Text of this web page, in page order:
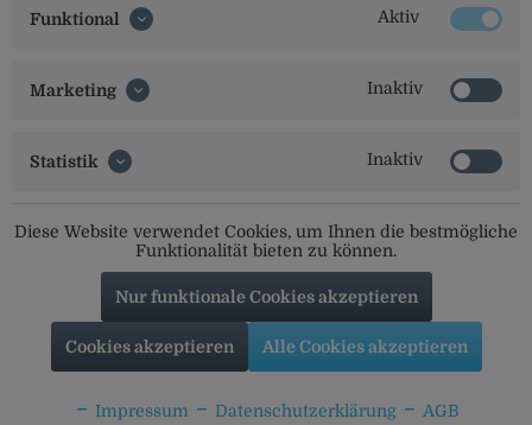
Social Media
Informationen
Funktional Aktiv
Marketing Inaktiv
Statistik Inaktiv
Diese Website verwendet Cookies, um Ihnen die bestmögliche
Funktionalität bieten zu können.
Nur funktionale Cookies akzeptieren
Cookies akzeptieren Alle Cookies akzeptieren
Impressum Datenschutzerklärung AGB